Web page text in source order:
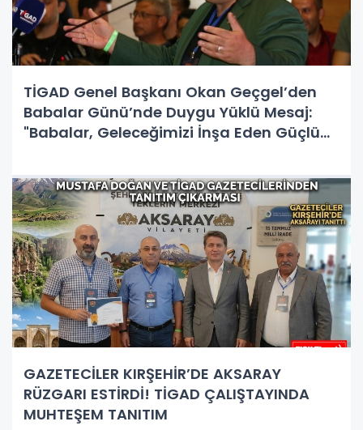
TİGAD Genel Başkanı Okan Geçgel’den
Babalar Günü’nde Duygu Yüklü Mesaj:
"Babalar, Geleceğimizi İnşa Eden Güçlü
GAZETECİLER KIRŞEHİR’DE AKSARAY
RÜZGARI ESTİRDİ! TİGAD ÇALIŞTAYINDA
MUHTEŞEM TANITIM